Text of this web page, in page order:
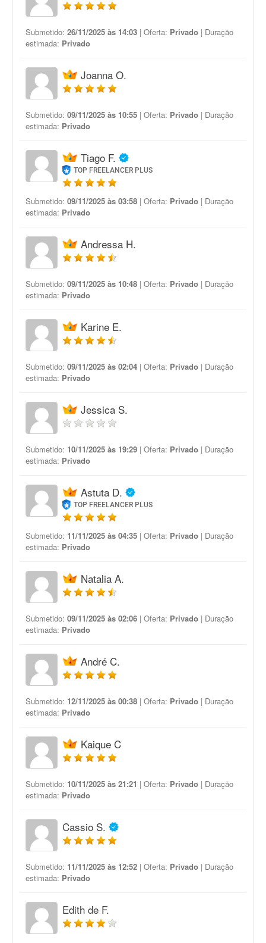
Submetido: 26/11/2025 às 14:03 | Oferta: Privado | Duração
estimada: Privado
Joanna O.
Submetido: 09/11/2025 às 10:55 | Oferta: Privado | Duração
estimada: Privado
Tiago F.
TOP FREELANCER PLUS
Submetido: 09/11/2025 às 03:58 | Oferta: Privado | Duração
estimada: Privado
Andressa H.
Submetido: 09/11/2025 às 10:48 | Oferta: Privado | Duração
estimada: Privado
Karine E.
Submetido: 09/11/2025 às 02:04 | Oferta: Privado | Duração
estimada: Privado
Jessica S.
Submetido: 10/11/2025 às 19:29 | Oferta: Privado | Duração
estimada: Privado
Astuta D.
TOP FREELANCER PLUS
Submetido: 11/11/2025 às 04:35 | Oferta: Privado | Duração
estimada: Privado
Natalia A.
Submetido: 09/11/2025 às 02:06 | Oferta: Privado | Duração
estimada: Privado
André C.
Submetido: 12/11/2025 às 00:38 | Oferta: Privado | Duração
estimada: Privado
Kaique C
Submetido: 10/11/2025 às 21:21 | Oferta: Privado | Duração
estimada: Privado
Cassio S.
Submetido: 11/11/2025 às 12:52 | Oferta: Privado | Duração
estimada: Privado
Edith de F.